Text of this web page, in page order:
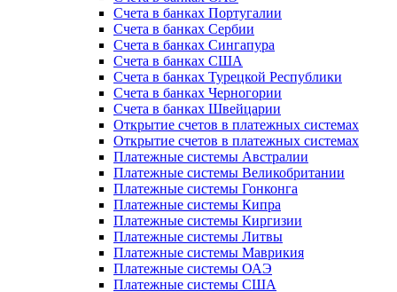
Счета в банках Португалии
Счета в банках Сербии
Счета в банках Сингапура
Счета в банках США
Счета в банках Турецкой Республики
Счета в банках Черногории
Счета в банках Швейцарии
Открытие счетов в платежных системах
Открытие счетов в платежных системах
Платежные системы Австралии
Платежные системы Великобритании
Платежные системы Гонконга
Платежные системы Кипра
Платежные системы Киргизии
Платежные системы Литвы
Платежные системы Маврикия
Платежные системы ОАЭ
Платежные системы США